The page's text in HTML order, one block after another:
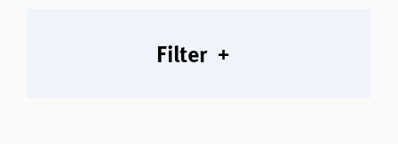
Filter